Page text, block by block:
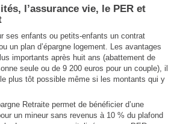
l’assurance vie, le PER et
ses enfants ou petits-enfants un contrat
un plan d’épargne logement. Les avantages
importants après huit ans (abattement de
seule ou de 9 200 euros pour un couple), il
plus tôt possible même si les montants qui y
Retraite permet de bénéficier d’une
un mineur sans revenus à 10 % du plafond